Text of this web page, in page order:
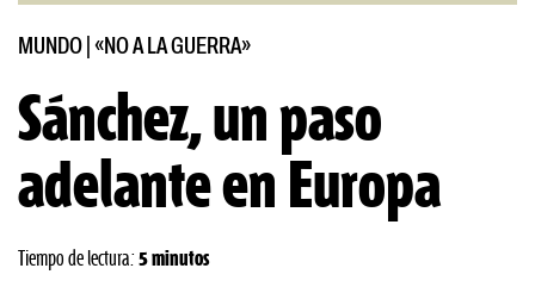
MUNDO «NO A LA GUERRA»
Sánchez, un paso
adelante en Europa
Tiempo de lectura: 5 minutos